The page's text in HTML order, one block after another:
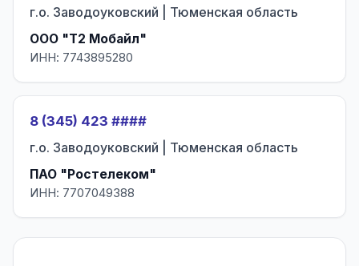
г.о. Заводоуковский | Тюменская область
ООО "Т2 Мобайл"
ИНН: 7743895280
8 (345) 423 ####
г.о. Заводоуковский | Тюменская область
ПАО "Ростелеком"
ИНН: 7707049388